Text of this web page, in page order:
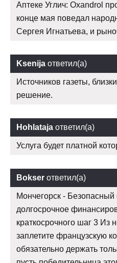
Аптеке Углич: Oxandrol
конце мая поведал
Сергея Игнатьева, и
Ksenija ответил(а)
Источников газеты,
решение.
Hohlataja ответил(а)
Услуга будет платной
Bokser ответил(а)
Мончегорск - Безопасный
долгосрочное
краткосрочного шаг 3
заплетите французскую
обязательно держать